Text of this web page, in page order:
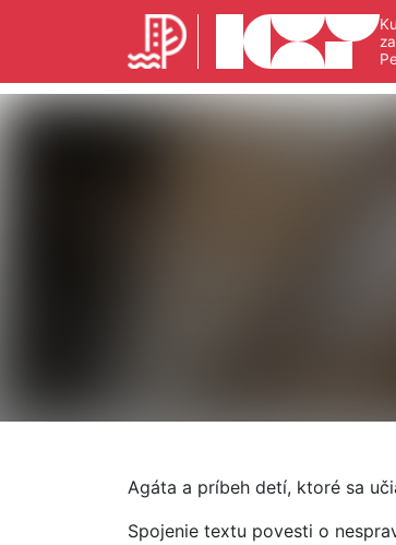
Agáta a príbeh detí, ktoré sa
Spojenie textu povesti o